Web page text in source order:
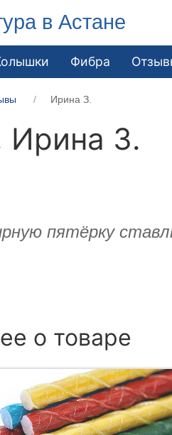
в Астане
Фибра
Ирина З.
Ирина З.
пятёрку
о товаре